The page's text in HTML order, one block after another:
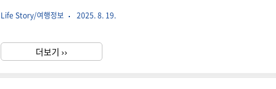
에서만 맛볼 수 있는 푸젠 특유의 음식들은 여행객들의 발걸음을 사로잡죠.“중
고 미식의 즐거움을 하나씩 소개해드리겠습니다. 샤먼, 어떤 도시일까?꼭 가봐
랑위 섬, 샤먼대학, 난푸투오사 등)샤먼에서 즐기는 바다의 매력..
Life Story/여행정보 2025. 8. 19.
더보기 ››